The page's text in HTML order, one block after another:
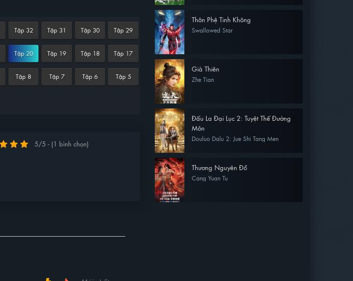
Tập 32 Tập 31 Tập 30 Tập 29
Tập 20 Tập 19 Tập 18 Tập 17
Tập 8 Tập 7 Tập 6 Tập 5
5/5 - (1 bình chọn)
Thôn Phệ Tinh Không
Swallowed Star
Già Thiên
Zhe Tian
Đấu La Đại Lục 2: Tuyệt Thế Đường
Môn
Douluo Dalu 2: Jue Shi Tang Men
Thương Nguyên Đồ
Cang Yuan Tu